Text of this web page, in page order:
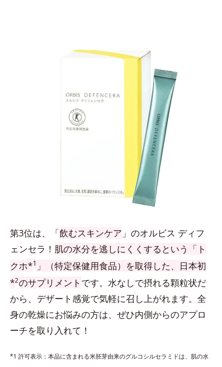
第3位は、「飲むスキンケア 」のオルビス ディフ
ェンセラ！ 肌の水分を逃しにくくするという「ト
クホ*1 」（特定保健用食品）を取得した、日本初
*2のサプリメント です。水なしで摂れる顆粒状だ
から、デザート感覚で気軽に召し上がれます。全
身の乾燥にお悩みの方は、ぜひ内側からのアプロ
ーチを取り入れて！
*1 許可表示：本品に含まれる米胚芽由来のグルコシルセラミドは、肌の水